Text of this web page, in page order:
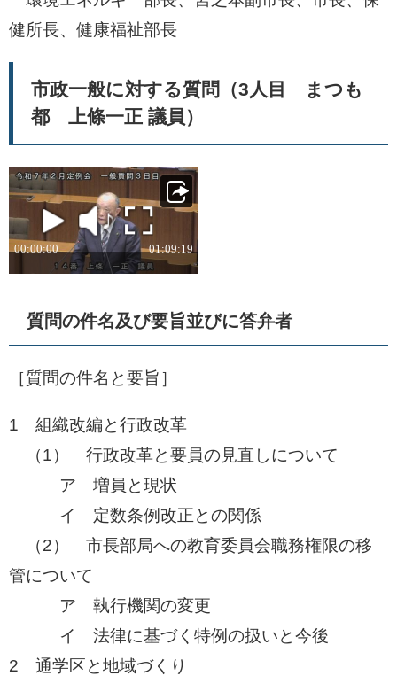
健所長、健康福祉部長
市政一般に対する質問（3人目 まつも
都 上條一正 議員）
質問の件名及び要旨並びに答弁者
［質問の件名と要旨］​
1 組織改編と行政改革
（1） 行政改革と要員の見直しについて
ア 増員と現状
イ 定数条例改正との関係
​ （2） 市長部局への教育委員会職務権限の移
管について
ア 執行機関の変更
イ 法律に基づく特例の扱いと今後
2 通学区と地域づくり